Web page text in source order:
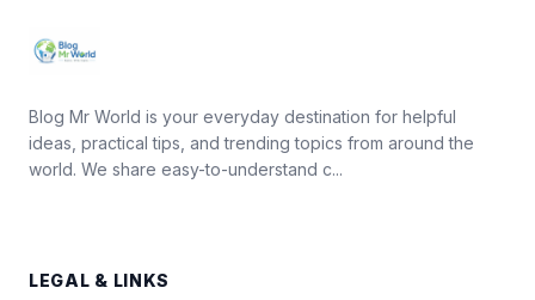
Blog Mr World is your everyday destination for helpful
ideas, practical tips, and trending topics from around the
world. We share easy-to-understand c...
LEGAL & LINKS